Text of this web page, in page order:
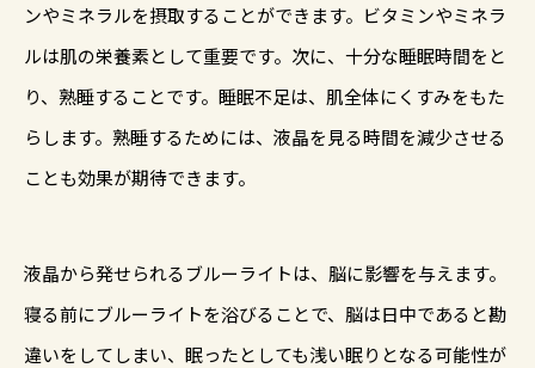
ンやミネラルを摂取することができます。ビタミンやミネラ
ルは肌の栄養素として重要です。次に、十分な睡眠時間をと
り、熟睡することです。睡眠不足は、肌全体にくすみをもた
らします。熟睡するためには、液晶を見る時間を減少させる
ことも効果が期待できます。
液晶から発せられるブルーライトは、脳に影響を与えます。
寝る前にブルーライトを浴びることで、脳は日中であると勘
違いをしてしまい、眠ったとしても浅い眠りとなる可能性が